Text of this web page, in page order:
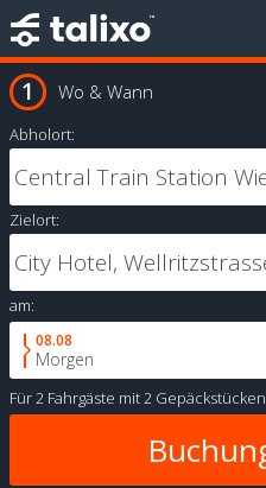
Wo & Wann
Abholort:
Zielort:
am:
08.08
Morgen
Für2 Fahrgäste mit2 Gepäckstücken